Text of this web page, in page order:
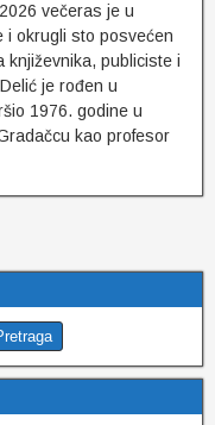
večeras je u
i okrugli sto posvećen
književnika, publiciste i
je rođen u
1976. godine u
kao profesor